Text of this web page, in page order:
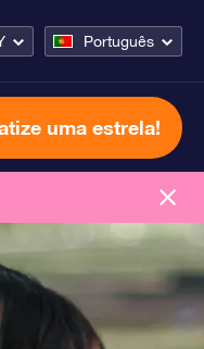
Português
uma estrela!